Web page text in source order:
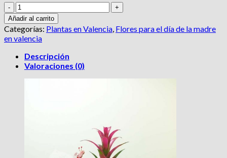
Guzmania
color
abeja
cantidad
Añadir al carrito
Categorías: Plantas en Valencia, Flores para el día de la madre
en valencia
Descripción
Valoraciones (0)